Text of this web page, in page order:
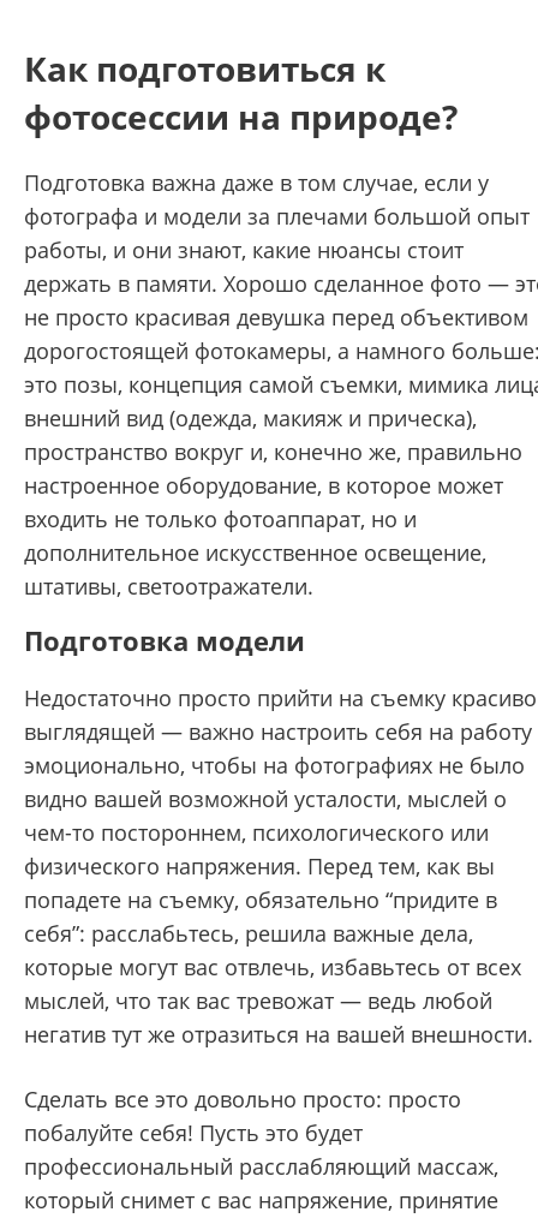
Как подготовиться к
фотосессии на природе?
Подготовка важна даже в том случае, если у
фотографа и модели за плечами большой опыт
работы, и они знают, какие нюансы стоит
держать в памяти. Хорошо сделанное фото —
не просто красивая девушка перед объективом
дорогостоящей фотокамеры, а намного
это позы, концепция самой съемки, мимика
внешний вид (одежда, макияж и прическа),
пространство вокруг и, конечно же, правильно
настроенное оборудование, в которое может
входить не только фотоаппарат, но и
дополнительное искусственное освещение,
штативы, светоотражатели.
Подготовка модели
Недостаточно просто прийти на съемку красиво
выглядящей — важно настроить себя на работу
эмоционально, чтобы на фотографиях не было
видно вашей возможной усталости, мыслей о
чем-то постороннем, психологического или
физического напряжения. Перед тем, как вы
попадете на съемку, обязательно “придите в
себя”: расслабьтесь, решила важные дела,
которые могут вас отвлечь, избавьтесь от всех
мыслей, что так вас тревожат — ведь любой
негатив тут же отразиться на вашей внешности.
Сделать все это довольно просто: просто
побалуйте себя! Пусть это будет
профессиональный расслабляющий массаж,
который снимет с вас напряжение, принятие